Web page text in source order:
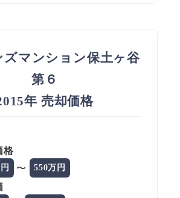
ズマンション保土ヶ谷
第６
年 売却価格
格
〜 550万円